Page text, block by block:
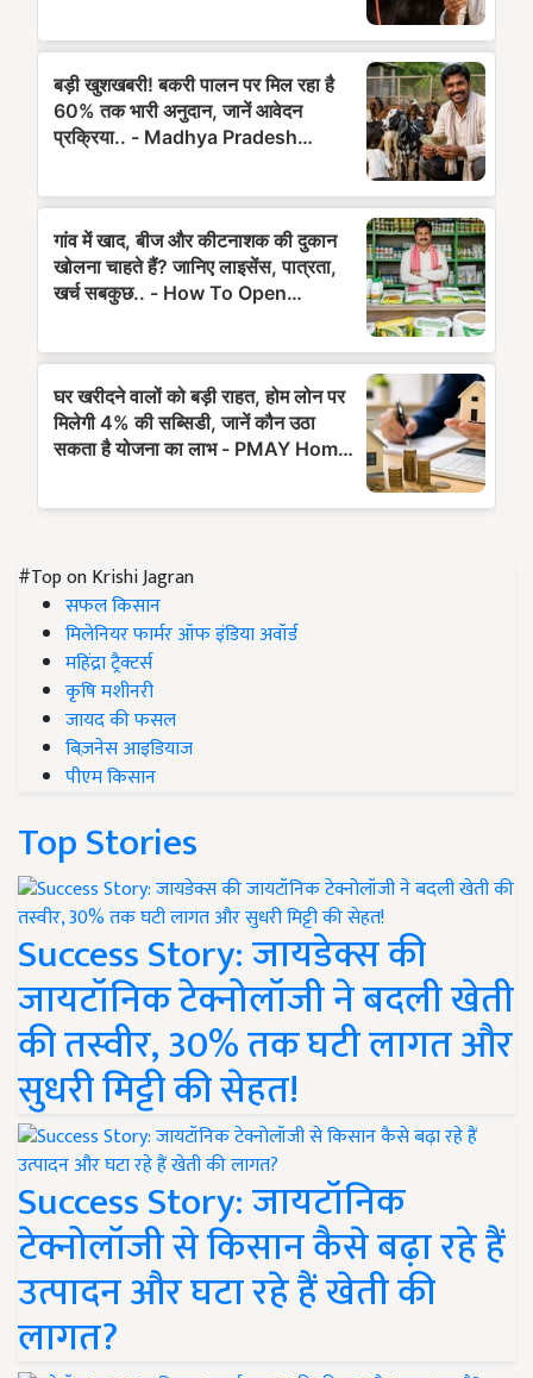
#Top on Krishi Jagran
सफल किसान
मिलेनियर फार्मर ऑफ इंडिया अवॉर्ड
महिंद्रा ट्रैक्टर्स
कृषि मशीनरी
जायद की फसल
बिज़नेस आइडियाज
पीएम किसान
Top Stories
Success Story: जायडेक्स की
जायटॉनिक टेक्नोलॉजी ने बदली खेती
की तस्वीर, 30% तक घटी लागत और
सुधरी मिट्टी की सेहत!
Success Story: जायटॉनिक
टेक्नोलॉजी से किसान कैसे बढ़ा रहे हैं
उत्पादन और घटा रहे हैं खेती की
लागत?